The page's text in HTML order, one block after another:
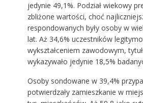
jedynie 49,1%. Podział wiekowy
zbliżone wartości, choć
respondowanych były osoby w
lat. Aż 34,6% uczestników
wykształceniem zawodowym,
wykazywało jedynie 18,5%
Osoby sondowane w 39,4%
potwierdzały zamieszkanie w